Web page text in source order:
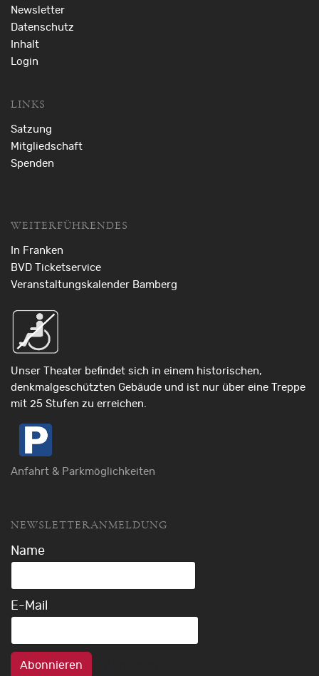
Newsletter
Datenschutz
Inhalt
Login
LINKS
Satzung
Mitgliedschaft
Spenden
WEITERFÜHRENDES
In Franken
BVD Ticketservice
Veranstaltungskalender Bamberg
Unser Theater befindet sich in einem historischen,
denkmalgeschützten Gebäude und ist nur über eine Treppe
mit 25 Stufen zu erreichen.
Anfahrt & Parkmöglichkeiten
NEWSLETTERANMELDUNG
Name
E-Mail
Abonnieren